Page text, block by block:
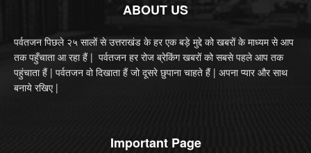
ABOUT US
पर्वतजन पिछले २५ सालों से उत्तराखंड के हर एक बड़े मुद्दे को खबरों के माध्यम से आप
तक पहुँचाता आ रहा हैं | पर्वतजन हर रोज ब्रेकिंग खबरों को सबसे पहले आप तक
पहुंचाता हैं | पर्वतजन वो दिखाता हैं जो दूसरे छुपाना चाहते हैं | अपना प्यार और साथ
बनाये रखिए |
Important Page